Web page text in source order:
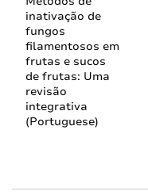
inativação de
fungos
filamentosos em
frutas e sucos
de frutas: Uma
revisão
integrativa
(Portuguese)